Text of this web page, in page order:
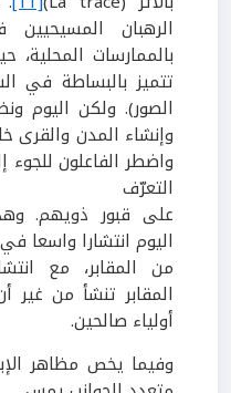
الرهبان
بالممارسات المحلية،
تتميز بالبساطة في
الصور). ولكن اليوم
وإنشاء المدن والقرى
واضطر الفاعلون
التعرّف
على قبور ذويهم.
اليوم انتشارا واسعا
من المقابر، مع
المقابر تنشأ من
أولياء صالحين.
وفيما يخص مظاهر